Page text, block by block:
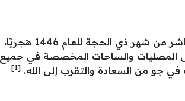
تم تحديد موعد صلاة عيد الأضحى في المملكة العربية السعودية بعد شروق الشمس يوم الأحد العاشر من شهر ذي الحجة للعام 1446 هجريًا،
ساعة، إذ يتوجه المسلمون إلى المصليات والساحات المخصصة في جميع
في جو من السعادة والتقرب إلى الله.[1]